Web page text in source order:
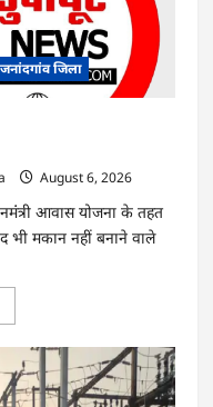
थमी
रहेगी
सिस्टम
जिला
August 6, 2026
आवास योजना के तहत
भी मकान नहीं बनाने वाले
किस्त